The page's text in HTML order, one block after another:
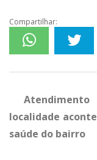
Compartilhar:
localidade
saúde do bairro